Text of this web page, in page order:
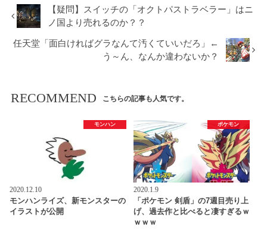
【疑問】スイッチの「オクトパストラベラー」はニ
ノ国より売れるのか？？
任天堂「面白ければグラなんて汚くていいだろ」←
う～ん、なんか違わないか？
RECOMMEND こちらの記事も人気です。
モンハン
2020.12.10
モンハンライズ、新モンスターの
イラストが公開
ポケモン
2020.1.9
「ポケモン 剣盾」の7週目売り上
げ、過去作と比べると凄すぎるｗ
ｗｗｗ